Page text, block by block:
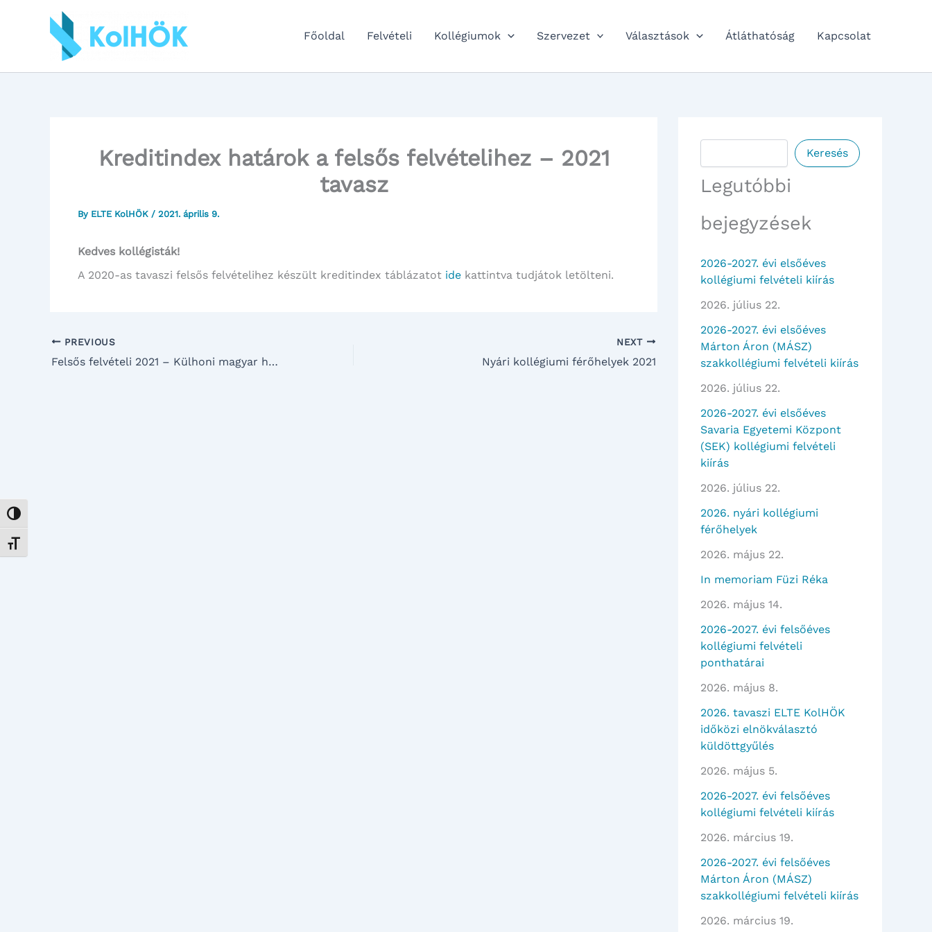
Nagy kontraszt váltása
Betűméret váltása
Főoldal Felvételi Kollégiumok Szervezet Választások Átláthatóság Kapcsolat
Kreditindex határok a felsős felvételihez – 2021
tavasz
By ELTE KolHÖK / 2021. április 9.
Kedves kollégisták!
A 2020-as tavaszi felsős felvételihez készült kreditindex táblázatot ide kattintva tudjátok letölteni.
PREVIOUS
Felsős felvételi 2021 – Külhoni magyar hallgatók
NEXT
Nyári kollégiumi férőhelyek 2021
Keresés
Legutóbbi
bejegyzések
2026-2027. évi elsőéves
kollégiumi felvételi kiírás
2026. július 22.
2026-2027. évi elsőéves
Márton Áron (MÁSZ)
szakkollégiumi felvételi kiírás
2026. július 22.
2026-2027. évi elsőéves
Savaria Egyetemi Központ
(SEK) kollégiumi felvételi
kiírás
2026. július 22.
2026. nyári kollégiumi
férőhelyek
2026. május 22.
In memoriam Füzi Réka
2026. május 14.
2026-2027. évi felsőéves
kollégiumi felvételi
ponthatárai
2026. május 8.
2026. tavaszi ELTE KolHÖK
időközi elnökválasztó
küldöttgyűlés
2026. május 5.
2026-2027. évi felsőéves
kollégiumi felvételi kiírás
2026. március 19.
2026-2027. évi felsőéves
Márton Áron (MÁSZ)
szakkollégiumi felvételi kiírás
2026. március 19.